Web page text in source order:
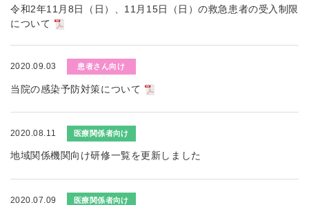
令和2年11月8日（日）、11月15日（日）の救急患者の受入制限
について
2020.09.03 患者さん向け
当院の感染予防対策について
2020.08.11 医療関係者向け
地域関係機関向け研修一覧を更新しました
2020.07.09 医療関係者向け